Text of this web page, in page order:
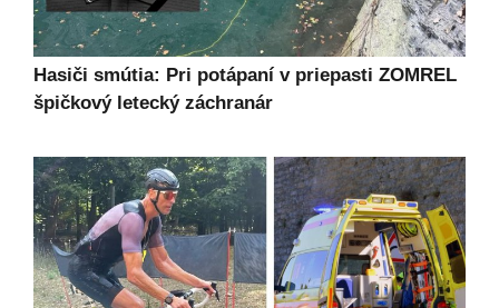
Hasiči smútia: Pri potápaní v priepasti ZOMREL
špičkový letecký záchranár